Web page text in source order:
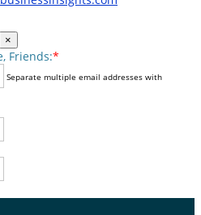
×
Friends:*
Separate multiple email addresses with